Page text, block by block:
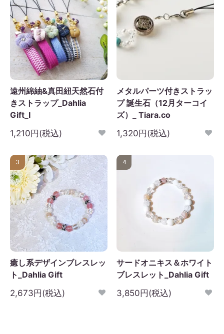
遠州綿紬&真田紐天然石付
きストラップ_Dahlia
Gift_I
1,210円(税込)
メタルパーツ付きストラッ
プ 誕生石（12月ターコイ
ズ）_ Tiara.co
1,320円(税込)
3
癒し系デザインブレスレッ
ト_Dahlia Gift
2,673円(税込)
4
サードオニキス＆ホワイト
ブレスレット_Dahlia Gift
3,850円(税込)